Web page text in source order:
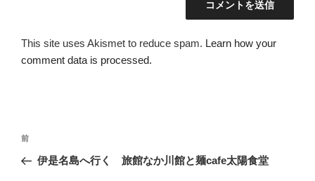
This site uses Akismet to reduce spam. Learn how your
comment data is processed.
投
ナ
前
の
前
伊是名島へ行く 旅館なか川館と麺cafe太陽食堂